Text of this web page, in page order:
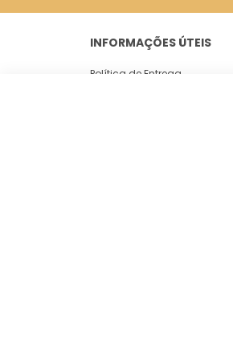
INFORMAÇÕES ÚTEIS
Política de Entrega